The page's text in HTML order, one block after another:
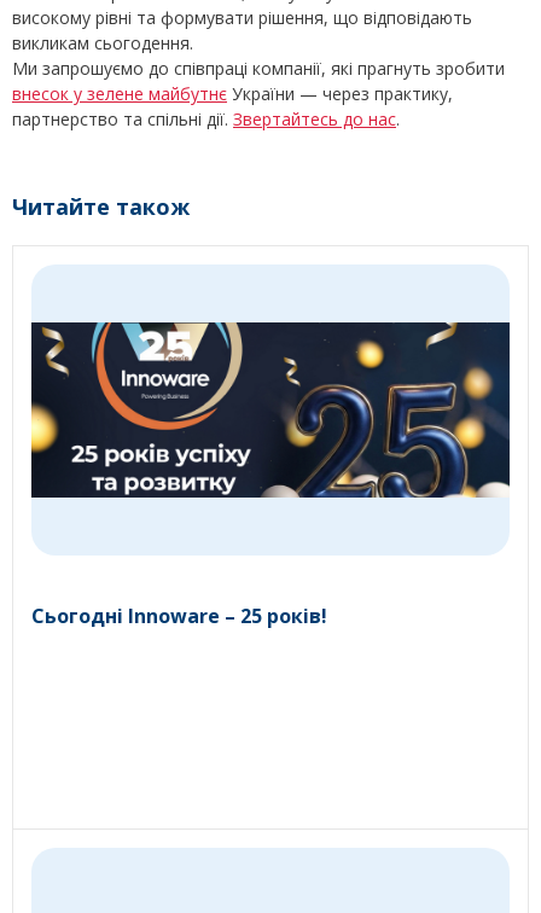
високому рівні та формувати рішення, що відповідають
викликам сьогодення.
Ми запрошуємо до співпраці компанії, які прагнуть зробити
внесок у зелене майбутнє України — через практику,
партнерство та спільні дії. Звертайтесь до нас.
Читайте також
Сьогодні Innoware – 25 років!